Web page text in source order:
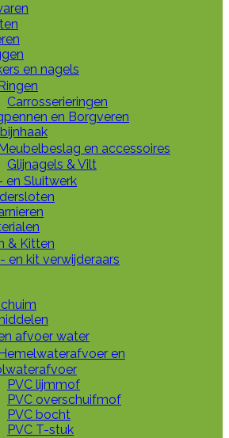
en nagels
Carrosserieringen
en Borgveren
en accessoires
Glijnagels & Vilt
en Sluitwerk
& Kitten
en kit verwijderaars
afvoer water
en
PVC lijmmof
PVC overschuifmof
PVC bocht
PVC T-stuk